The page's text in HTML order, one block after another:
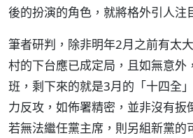
後的扮演的角色，就將格外引人注
筆者研判，除非明年2月之前有太
村的下台應已成定局，且如無意外
班，剩下來的就是3月的「十四全
力反攻，如佈署精密，並非沒有扳
若無法繼任黨主席，則另組新黨的